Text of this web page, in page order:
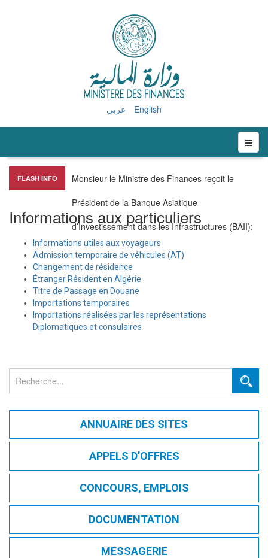
English
FLASH INFO
Monsieur le Ministre des Finances reçoit le
Président de la Banque Asiatique
d’Investissement dans les Infrastructures (BAII):
Informations aux particuliers
Informations utiles aux voyageurs
Admission temporaire de véhicules (AT)
Changement de résidence
Étranger Résident en Algérie
Titre de Passage en Douane
Importations temporaires
Importations réalisées par les représentations
Diplomatiques et consulaires
ANNUAIRE DES SITES
APPELS D’OFFRES
CONCOURS, EMPLOIS
DOCUMENTATION
MESSAGERIE